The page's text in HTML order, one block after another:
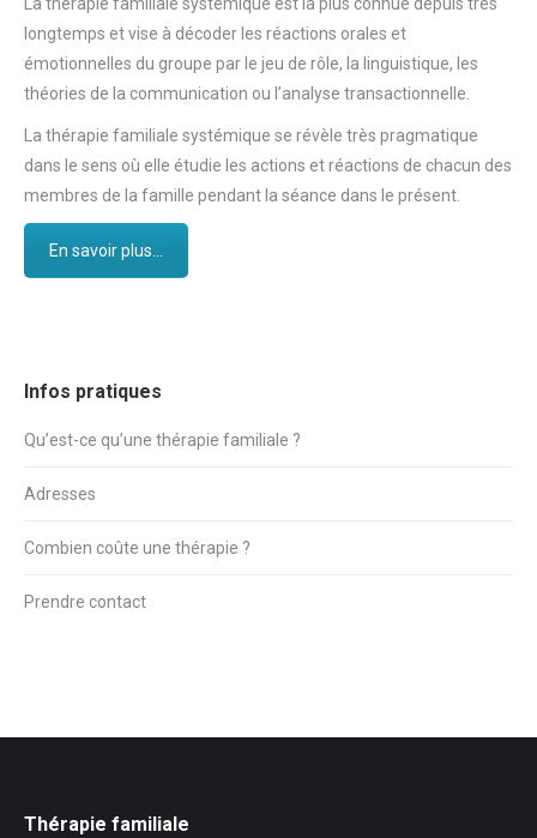
La thérapie familiale systémique est la plus connue depuis très
longtemps et vise à décoder les réactions orales et
émotionnelles du groupe par le jeu de rôle, la linguistique, les
théories de la communication ou l’analyse transactionnelle.
La thérapie familiale systémique se révèle très pragmatique
dans le sens où elle étudie les actions et réactions de chacun des
membres de la famille pendant la séance dans le présent.
En savoir plus...
Infos pratiques
Qu’est-ce qu’une thérapie familiale ?
Adresses
Combien coûte une thérapie ?
Prendre contact
Thérapie familiale